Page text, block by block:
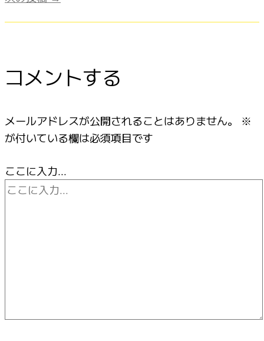
コメントする
メールアドレスが公開されることはありません。
※
が付いている欄は必須項目です
ここに入力…